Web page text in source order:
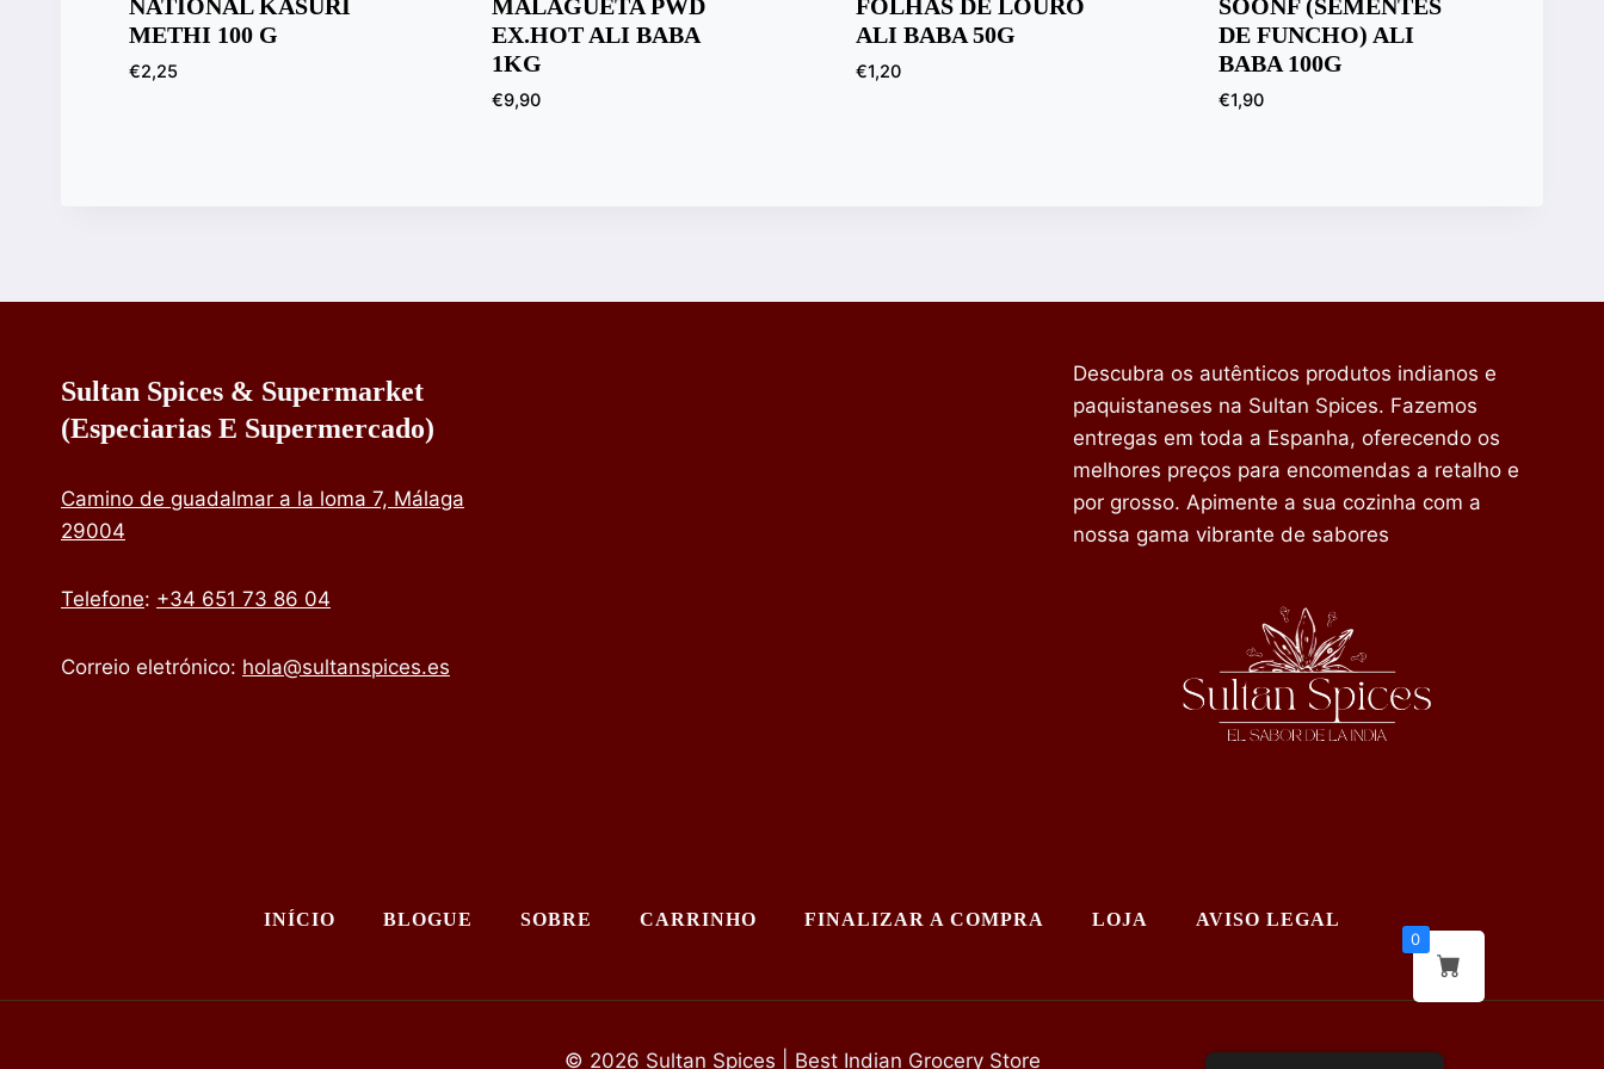
NATIONAL KASURI
METHI 100 G
€2,25
MALAGUETA PWD
EX.HOT ALI BABA
1KG
€9,90
FOLHAS DE LOURO
ALI BABA 50G
€1,20
SOONF (SEMENTES
DE FUNCHO) ALI
BABA 100G
€1,90
Sultan Spices & Supermarket
(especiarias E Supermercado)
Camino de guadalmar a la loma 7, Málaga
29004
Telefone: +34 651 73 86 04
Correio eletrónico: hola@sultanspices.es
Descubra os autênticos produtos indianos e
paquistaneses na Sultan Spices. Fazemos
entregas em toda a Espanha, oferecendo os
melhores preços para encomendas a retalho e
por grosso. Apimente a sua cozinha com a
nossa gama vibrante de sabores
INÍCIO BLOGUE SOBRE CARRINHO FINALIZAR A COMPRA LOJA AVISO LEGAL
© 2026 Sultan Spices | Best Indian Grocery Store
0